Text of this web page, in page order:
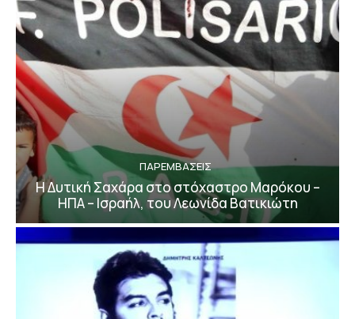
ΠΑΡΕΜΒΑΣΕΙΣ
Η Δυτική Σαχάρα στο στόχαστρο Μαρόκου –
ΗΠΑ – Ισραήλ, του Λεωνίδα Βατικιώτη